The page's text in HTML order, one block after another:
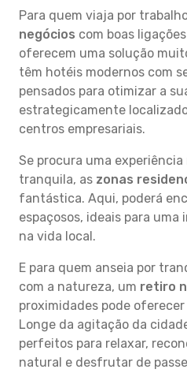
Para quem viaja por
negócios com boas
oferecem uma solução
têm hotéis modernos com
pensados para otimizar a
estrategicamente
centros empresariais.
Se procura uma
tranquila, as zonas
fantástica. Aqui, poderá
espaçosos, ideais para
na vida local.
E para quem anseia por
com a natureza, um retiro
proximidades pode
Longe da agitação da
perfeitos para relaxar,
natural e desfrutar de